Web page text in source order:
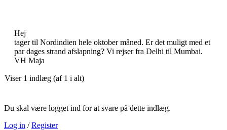
Hej
tager til Nordindien hele oktober måned. Er det muligt med et
par dages strand afslapning? Vi rejser fra Delhi til Mumbai.
VH Maja
Viser 1 indlæg (af 1 i alt)
Du skal være logget ind for at svare på dette indlæg.
Log in /Register